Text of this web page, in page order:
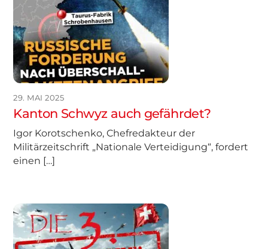
29. MAI 2025
Kanton Schwyz auch gefährdet?
Igor Korotschenko, Chefredakteur der
Militärzeitschrift „Nationale Verteidigung“, fordert
einen […]